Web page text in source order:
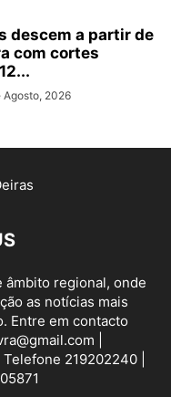
descem a partir de
com cortes
Agosto, 2026
âmbito regional, onde
as notícias mais
Entre em contacto
|
219202240 |